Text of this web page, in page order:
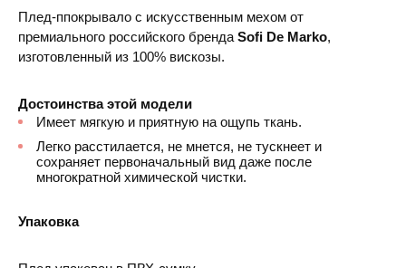
Плед-ппокрывало с искусственным мехом от
премиального российского бренда Sofi De Marko,
изготовленный из 100% вискозы.
Достоинства этой модели
Имеет мягкую и приятную на ощупь ткань.
Легко расстилается, не мнется, не тускнеет и
сохраняет первоначальный вид даже после
многократной химической чистки.
Упаковка